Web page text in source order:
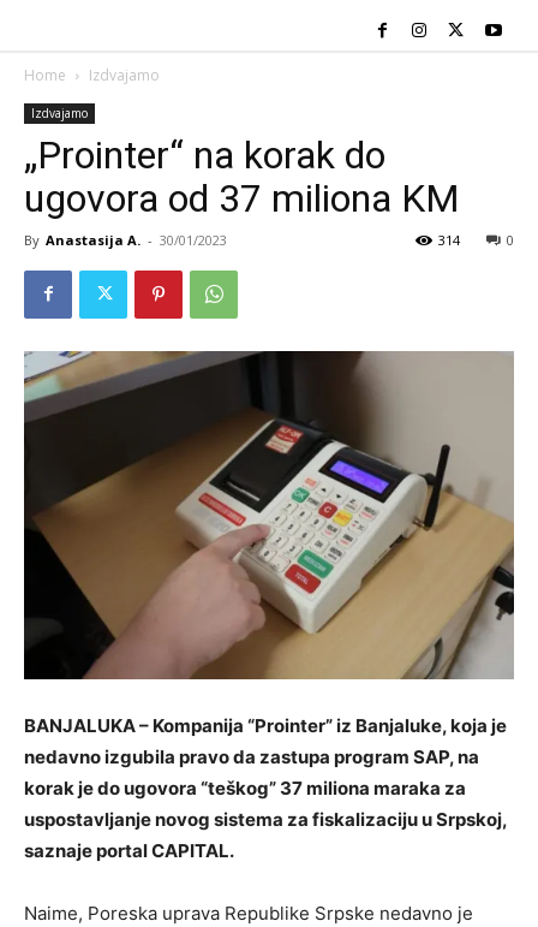
Home Izdvajamo
Izdvajamo
„Prointer“ na korak do
ugovora od 37 miliona KM
By Anastasija A. - 30/01/2023 0
314
BANJALUKA – Kompanija “Prointer” iz Banjaluke, koja je
nedavno izgubila pravo da zastupa program SAP, na
korak je do ugovora “teškog” 37 miliona maraka za
uspostavljanje novog sistema za fiskalizaciju u Srpskoj,
saznaje portal CAPITAL.
Naime, Poreska uprava Republike Srpske nedavno je